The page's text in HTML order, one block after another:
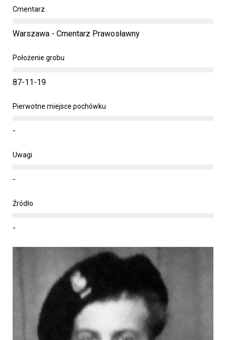
Cmentarz
Warszawa - Cmentarz Prawosławny
Położenie grobu
87-11-19
Pierwotne miejsce pochówku
-
Uwagi
-
Źródło
-